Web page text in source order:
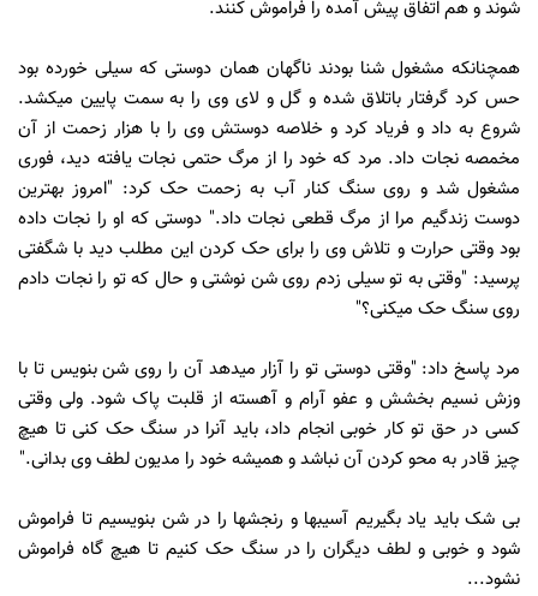
شوند و هم اتفاق پیش آمده را فراموش کنند.
همچنانکه مشغول شنا بودند ناگهان همان دوستی که سیلی خورده بود
حس کرد گرفتار باتلاق شده و گل و لای وی را به سمت پایین میکشد.
شروع به داد و فریاد کرد و خلاصه دوستش وی را با هزار زحمت از آن
مخمصه نجات داد. مرد که خود را از مرگ حتمی نجات یافته دید، فوری
مشغول شد و روی سنگ کنار آب به زحمت حک کرد: "امروز بهترین
دوست زندگیم مرا از مرگ قطعی نجات داد." دوستی که او را نجات داده
بود وقتی حرارت و تلاش وی را برای حک کردن این مطلب دید با شگفتی
پرسید: "وقتی به تو سیلی زدم روی شن نوشتی و حال که تو را نجات دادم
روی سنگ حک میکنی؟"
مرد پاسخ داد: "وقتی دوستی تو را آزار میدهد آن را روی شن بنویس تا با
وزش نسیم بخشش و عفو آرام و آهسته از قلبت پاک شود. ولی وقتی
کسی در حق تو کار خوبی انجام داد، باید آنرا در سنگ حک کنی تا هیچ
چیز قادر به محو کردن آن نباشد و همیشه خود را مدیون لطف وی بدانی."
بی شک باید یاد بگیریم آسیبها و رنجشها را در شن بنویسیم تا فراموش
شود و خوبی و لطف دیگران را در سنگ حک کنیم تا هیچ گاه فراموش
نشود...